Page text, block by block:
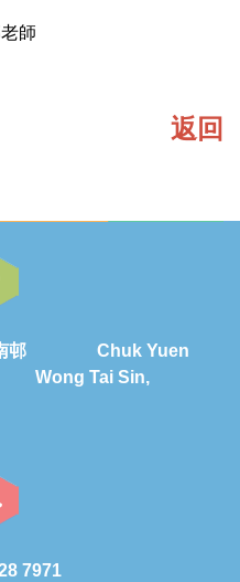
師
返回
邨 Chuk Yuen
Tai Sin,
7971